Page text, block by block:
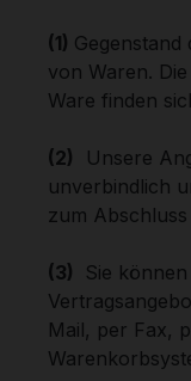
(1) Gegenstand
von Waren.
Ware finden
(2) Unsere
unverbindlich
zum
(3)
Sie
Mail, per Fax,